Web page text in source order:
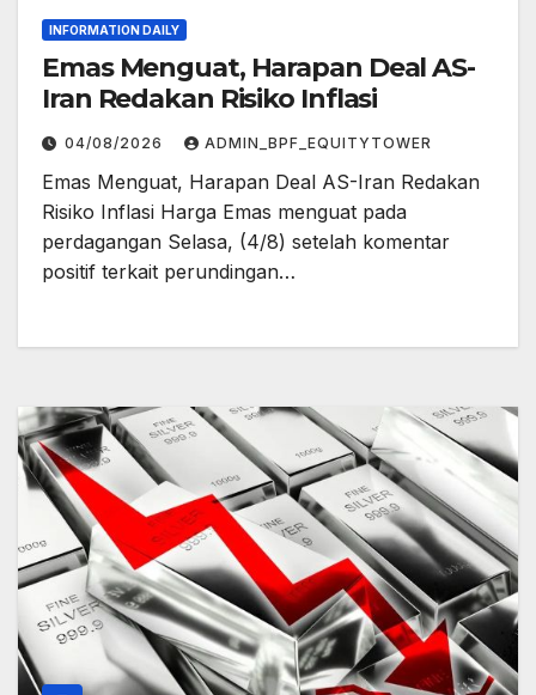
INFORMATION DAILY
Emas Menguat, Harapan Deal AS-
Iran Redakan Risiko Inflasi
04/08/2026 ADMIN_BPF_EQUITYTOWER
Emas Menguat, Harapan Deal AS-Iran Redakan
Risiko Inflasi Harga Emas menguat pada
perdagangan Selasa, (4/8) setelah komentar
positif terkait perundingan…